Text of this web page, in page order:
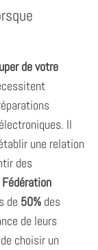
de votre
Il
une relation
des
Fédération
de 50%des
de leurs
choisir un